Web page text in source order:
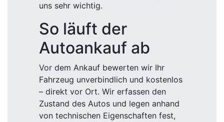
uns sehr wichtig.
So läuft der
Autoankauf ab
Vor dem Ankauf bewerten wir Ihr
Fahrzeug unverbindlich und kostenlos
– direkt vor Ort. Wir erfassen den
Zustand des Autos und legen anhand
von technischen Eigenschaften fest,